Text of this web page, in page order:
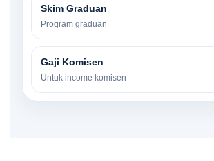
Skim Graduan
Program graduan
Gaji Komisen
Untuk income komisen